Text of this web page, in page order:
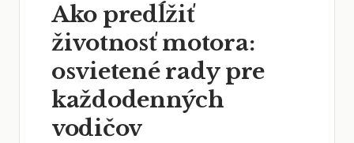
Ako predĺžiť
životnosť motora:
osvietené rady pre
každodenných
vodičov